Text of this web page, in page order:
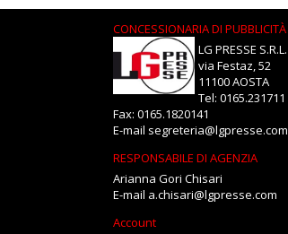
CONCESSIONARIA DI PUBBLICITÀ
LG PRESSE S.R.L.
via Festaz, 52
11100 AOSTA
Tel: 0165.231711
Fax: 0165.1820141
E-mail segreteria@lgpresse.com
RESPONSABILE DI AGENZIA
Arianna Gori Chisari
E-mail a.chisari@lgpresse.com
Account